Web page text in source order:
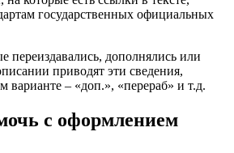
государственных официальных
переиздавались, дополнялись или
приводят эти сведения,
варианте – «доп.», «перераб» и т.д.
с оформлением